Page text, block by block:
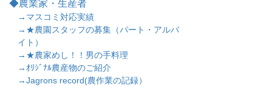
◆農業家・生産者
→マスコミ対応実績
→★農園スタッフの募集（パート・アルバ
イト）
→★農家めし！！男の手料理
→ｵﾘｼﾞﾅﾙ農産物のご紹介
→Jagrons record(農作業の記録）